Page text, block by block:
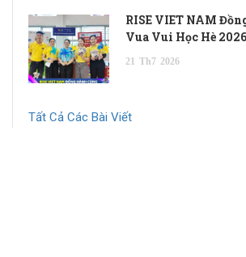
RISE VIET NAM
Vua Vui Học Hè 2026
21 Th7 2026
Tất Cả Các Bài Viết